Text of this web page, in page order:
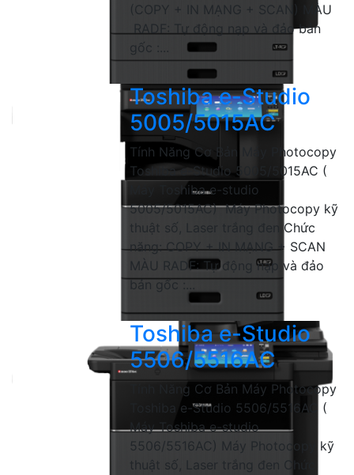
(COPY + IN MẠNG + SCAN) MÀU
RADF: Tự động nạp và đảo bản
gốc :...
Toshiba e-Studio
5005/5015AC
Tính Năng Cơ Bản Máy Photocopy
Toshiba e-Studio 5005/5015AC (
Máy Toshiba e-studio
5005/5015AC) Máy Photocopy kỹ
thuật số, Laser trắng đen Chức
năng: COPY + IN MẠNG + SCAN
MÀU RADF: Tự động nạp và đảo
bản gốc :...
Toshiba e-Studio
5506/5516AC
Tính Năng Cơ Bản Máy Photocopy
Toshiba e-Studio 5506/5516AC (
Máy Toshiba e-studio
5506/5516AC) Máy Photocopy kỹ
thuật số, Laser trắng đen Chức